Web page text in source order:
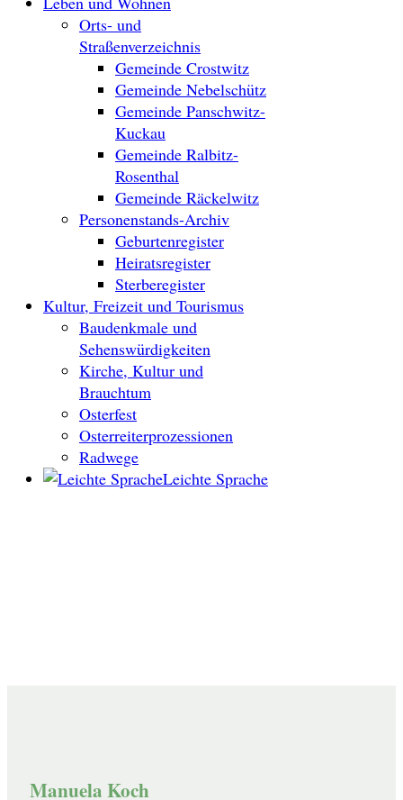
Orts- und
Straßenverzeichnis
Gemeinde Crostwitz
Gemeinde Nebelschütz
Gemeinde Panschwitz-
Kuckau
Gemeinde Ralbitz-
Rosenthal
Gemeinde Räckelwitz
Personenstands-Archiv
Geburtenregister
Heiratsregister
Sterberegister
Kultur, Freizeit und Tourismus
Baudenkmale und
Sehenswürdigkeiten
Kirche, Kultur und
Brauchtum
Osterfest
Osterreiterprozessionen
Radwege
Leichte Sprache
Manuela Koch